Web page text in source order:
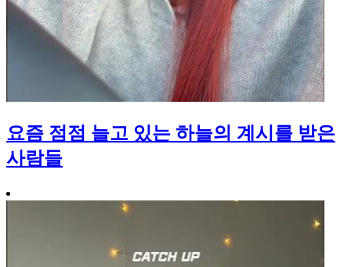
요즘 점점 늘고 있는 하늘의 계시를 받은
사람들